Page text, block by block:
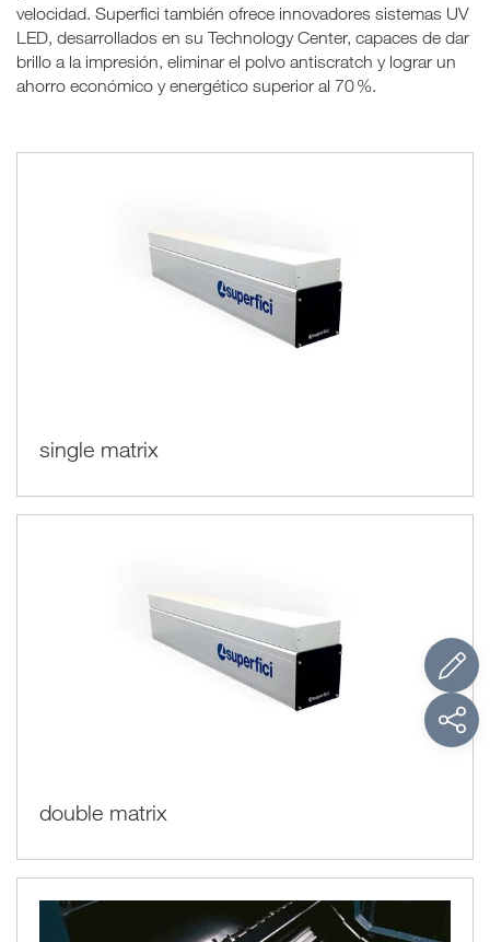
velocidad. Superfici también ofrece innovadores sistemas UV
LED, desarrollados en su Technology Center, capaces de dar
brillo a la impresión, eliminar el polvo antiscratch y lograr un
ahorro económico y energético superior al 70 %.
single matrix
double matrix